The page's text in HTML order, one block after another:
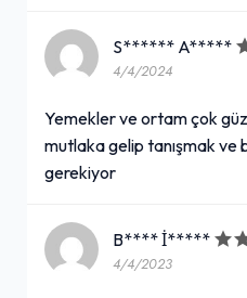
S****** A*****
4/4/2024
Yemekler ve ortam çok
mutlaka gelip tanışmak ve
gerekiyor
B**** İ*****
4/4/2023